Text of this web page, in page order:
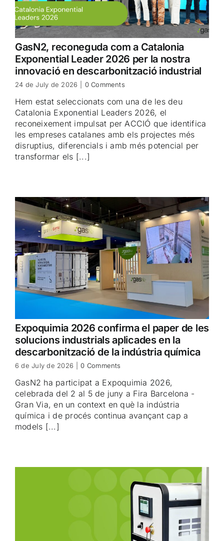
GasN2, reconeguda com a Catalonia
Exponential Leader 2026 per la nostra
innovació en descarbonització industrial
24 de July de 2026 0 Comments
Hem estat seleccionats com una de les deu
Catalonia Exponential Leaders 2026, el
reconeixement impulsat per ACCIÓ que identifica
les empreses catalanes amb els projectes més
disruptius, diferencials i amb més potencial per
transformar els [...]
Expoquimia 2026 confirma el paper de les
solucions industrials aplicades en la
descarbonització de la indústria química
6 de July de 2026 0 Comments
GasN2 ha participat a Expoquimia 2026,
celebrada del 2 al 5 de juny a Fira Barcelona -
Gran Via, en un context en què la indústria
química i de procés continua avançant cap a
models [...]